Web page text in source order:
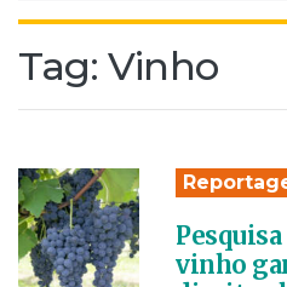
Tag: Vinho
vinho